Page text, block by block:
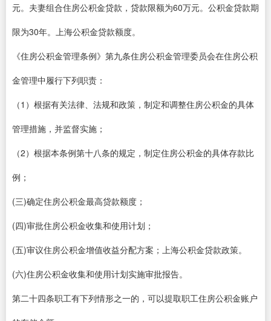
元。夫妻组合住房公积金贷款，贷款限额为60万元。公积金贷款期
限为30年。上海公积金贷款额度。
《住房公积金管理条例》第九条住房公积金管理委员会在住房公积
金管理中履行下列职责：
（1）根据有关法律、法规和政策，制定和调整住房公积金的具体
管理措施，并监督实施；
（2）根据本条例第十八条的规定，制定住房公积金的具体存款比
例；
(三)确定住房公积金最高贷款额度；
(四)审批住房公积金收集和使用计划；
(五)审议住房公积金增值收益分配方案；上海公积金贷款政策。
(六)住房公积金收集和使用计划实施审批报告。
第二十四条职工有下列情形之一的，可以提取职工住房公积金账户